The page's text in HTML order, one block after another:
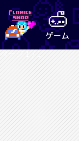
ゲーム
ページ 1 / 1